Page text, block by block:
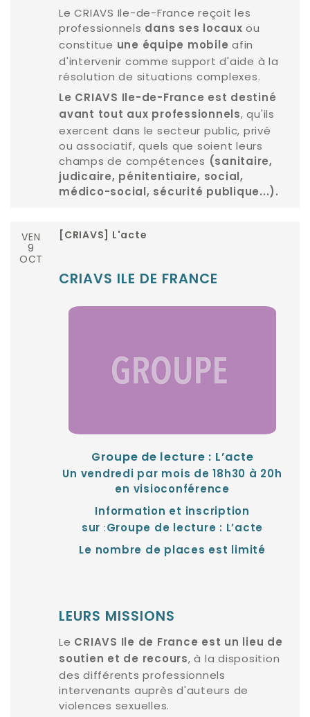
Le CRIAVS Ile-de-France reçoit les
professionnels dans ses locaux ou
constitue une équipe mobile afin
d'intervenir comme support d'aide à la
résolution de situations complexes.
Le CRIAVS Ile-de-France est destiné
avant tout aux professionnels, qu'ils
exercent dans le secteur public, privé
ou associatif, quels que soient leurs
champs de compétences (sanitaire,
judicaire, pénitentiaire, social,
médico-social, sécurité publique...).
VEN
9
OCT
[CRIAVS] L'acte
CRIAVS ILE DE FRANCE
Groupe de lecture : L’acte
Un vendredi par mois de 18h30 à 20h
en visioconférence
Information et inscription
sur : Groupe de lecture : L’acte
Le nombre de places est limité
LEURS MISSIONS
Le CRIAVS Ile de France est un lieu de
soutien et de recours, à la disposition
des différents professionnels
intervenants auprès d'auteurs de
violences sexuelles.